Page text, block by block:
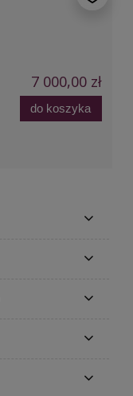
7 000,00 zł
do koszyka